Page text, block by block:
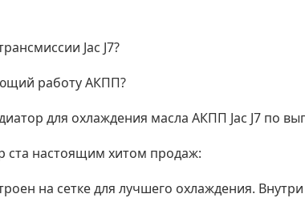
Jac J7?
работу АКПП?
для охлаждения масла АКПП Jac J7 по
ста настоящим хитом продаж:
на сетке для лучшего охлаждения.